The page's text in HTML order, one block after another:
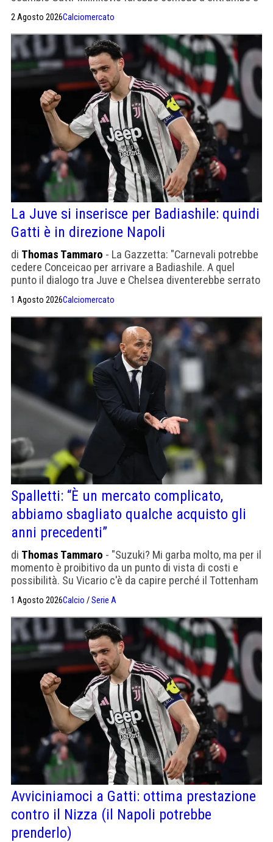
non è un caso che i due club ci stiano pensando.
2 Agosto 2026Calciomercato
La Juve si inserisce per Badiashile: quindi
Gatti è in direzione Napoli
di Thomas Tammaro - La Gazzetta: "Carnevali potrebbe
cedere Conceicao per arrivare a Badiashile. A quel
punto il dialogo tra Juve e Chelsea diventerebbe serrato
un aereo in direzione Napoli a fine mercato."
1 Agosto 2026Calciomercato
Spalletti: “È un mercato complicato,
abbiamo sbagliato qualche acquisto gli
anni precedenti”
di Thomas Tammaro - "Suzuki? Mi garba molto, ma per il
momento è proibitivo da un punto di vista di costi e
possibilità. Su Vicario c'è da capire perché il Tottenham
1 Agosto 2026Calcio /Serie A
Avviciniamoci a Gatti: ottima prestazione
contro il Nizza (il Napoli potrebbe
prenderlo)